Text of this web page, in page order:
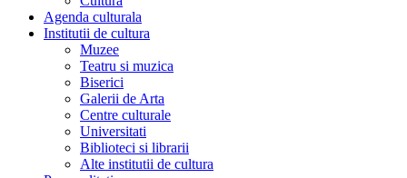
Agenda culturala
Institutii de cultura
Muzee
Teatru si muzica
Biserici
Galerii de Arta
Centre culturale
Universitati
Biblioteci si librarii
Alte institutii de cultura